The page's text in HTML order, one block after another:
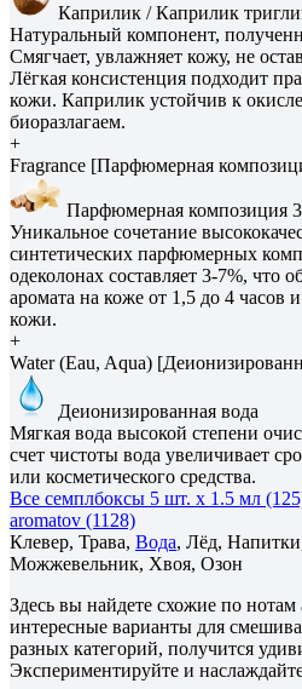
Каприлик / Каприлик
Натуральный компонент,
Смягчает, увлажняет кожу, не
Лёгкая консистенция подходит
кожи. Каприлик устойчив к
биоразлагаем.
+
Fragrance [Парфюмерная
Парфюмерная композиция
Уникальное сочетание
синтетических парфюмерных
одеколонах составляет 3-7%, что
аромата на коже от 1,5 до 4 часов
кожи.
+
Water (Eau, Aqua)
Деионизированная вода
Мягкая вода высокой степени
счет чистоты вода увеличивает
или косметического средства.
Все семплбоксы 5 шт. х 1.5 мл
aromatov (1128)
Клевер, Трава, Вода, Лёд,
Можжевельник, Хвоя, Озон
Здесь вы найдете схожие по
интересные варианты для
разных категорий, получится
Экспериментируйте и